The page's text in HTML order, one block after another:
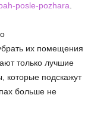
posle-pozhara
их помещения
только лучшие
подскажут
больше не